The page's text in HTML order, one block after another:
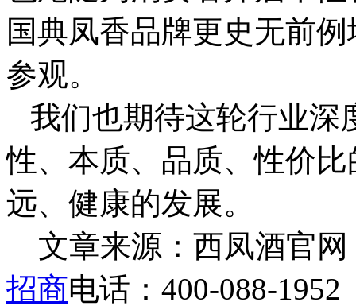
国典凤香品牌更史无前
参观。
我们也期待这轮行业深
性、本质、品质、性价
远、健康的发展。
文章来源：西凤酒官网
招商电话：400-088-1952